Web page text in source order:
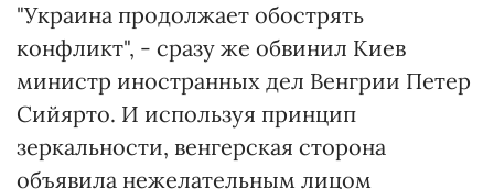
"Украина продолжает обострять
конфликт", - сразу же обвинил Киев
министр иностранных дел Венгрии Петер
Сийярто. И используя принцип
зеркальности, венгерская сторона
объявила нежелательным лицом